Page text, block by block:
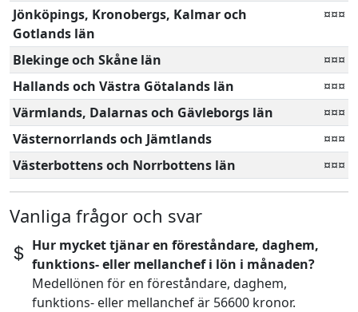
Jönköpings, Kronobergs, Kalmar och
Gotlands län
¤¤¤
Blekinge och Skåne län
¤¤¤
Hallands och Västra Götalands län
¤¤¤
Värmlands, Dalarnas och Gävleborgs län
¤¤¤
Västernorrlands och Jämtlands
¤¤¤
Västerbottens och Norrbottens län
¤¤¤
Vanliga frågor och svar
Hur mycket tjänar en föreståndare, daghem,
funktions- eller mellanchef i lön i månaden?
Medellönen för en föreståndare, daghem,
funktions- eller mellanchef är 56600 kronor.